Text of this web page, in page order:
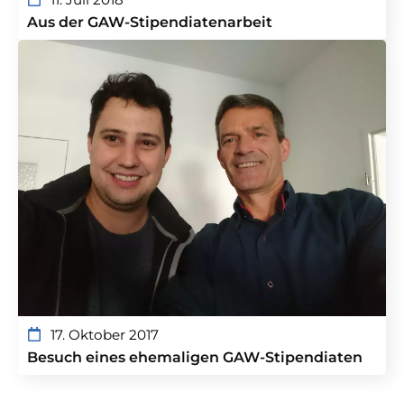
Aus der GAW-Stipendiatenarbeit
17. Oktober 2017
Besuch eines ehemaligen GAW-Stipendiaten